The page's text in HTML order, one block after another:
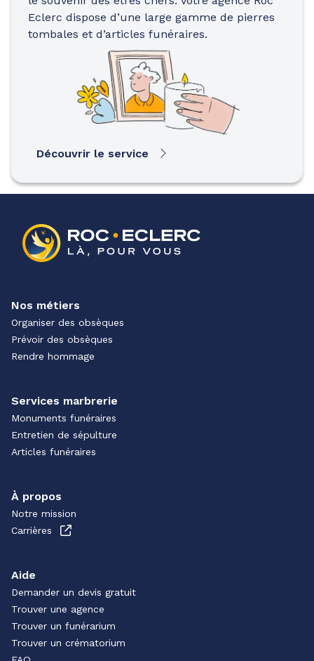
Eclerc dispose d’une large gamme de pierres
tombales et d’articles funéraires.
Découvrir le service
Nos métiers
Organiser des obsèques
Prévoir des obsèques
Rendre hommage
Services marbrerie
Monuments funéraires
Entretien de sépulture
Articles funéraires
À propos
Notre mission
Carrières
Aide
Demander un devis gratuit
Trouver une agence
Trouver un funérarium
Trouver un crématorium